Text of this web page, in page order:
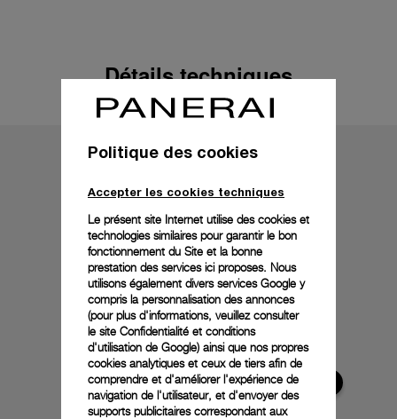
Détails techniques
Politique des cookies
Accepter les cookies techniques
Le présent site Internet utilise des cookies et
technologies similaires pour garantir le bon
fonctionnement du Site et la bonne
prestation des services ici proposes. Nous
utilisons également divers services Google y
compris la personnalisation des annonces
(pour plus d'informations, veuillez consulter
le site Confidentialité et conditions
d'utilisation de Google) ainsi que nos propres
cookies analytiques et ceux de tiers afin de
comprendre et d'améliorer l'expérience de
navigation de l'utilisateur, et d'envoyer des
supports publicitaires correspondant aux